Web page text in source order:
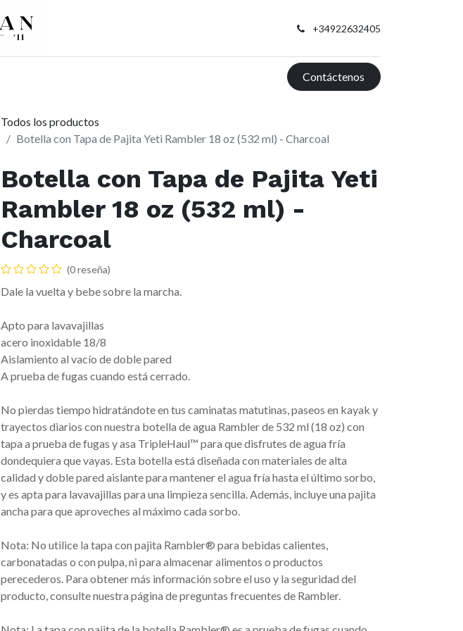
+34922632405
Contáctenos
Todos los productos
Botella con Tapa de Pajita Yeti Rambler 18 oz (532 ml) - Charcoal
Botella con Tapa de Pajita Yeti
Rambler 18 oz (532 ml) -
Charcoal
(0 reseña)
Dale la vuelta y bebe sobre la marcha.
Apto para lavavajillas
acero inoxidable 18/8
Aislamiento al vacío de doble pared
A prueba de fugas cuando está cerrado.
No pierdas tiempo hidratándote en tus caminatas matutinas, paseos en kayak y
trayectos diarios con nuestra botella de agua Rambler de 532 ml (18 oz) con
tapa a prueba de fugas y asa TripleHaul™ para que disfrutes de agua fría
dondequiera que vayas. Esta botella está diseñada con materiales de alta
calidad y doble pared aislante para mantener el agua fría hasta el último sorbo,
y es apta para lavavajillas para una limpieza sencilla. Además, incluye una pajita
ancha para que aproveches al máximo cada sorbo.
Nota: No utilice la tapa con pajita Rambler® para bebidas calientes,
carbonatadas o con pulpa, ni para almacenar alimentos o productos
perecederos. Para obtener más información sobre el uso y la seguridad del
producto, consulte nuestra página de preguntas frecuentes de Rambler.